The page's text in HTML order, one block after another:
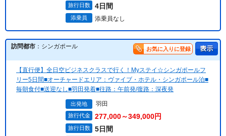
旅行日数 4日間
添乗員 添乗員なし
訪問都市 ：シンガポール お気に入りに登録
【直行便】全日空ビジネスクラスで行く！Myステイ☆シンガポールフ
リー5日間■オーチャードエリア：ヴァイブ・ホテル・シンガポール泊■
毎朝食付■送迎なし■羽田発着■往路：午前発/復路：深夜発
出発地 羽田
旅行代金 277,000～349,000円
旅行日数 5日間